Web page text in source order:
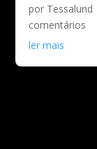
por Tessalund
comentários
ler mais